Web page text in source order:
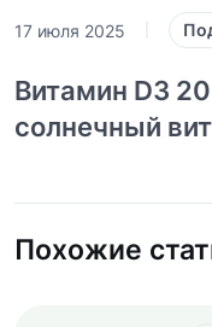
17 июля 2025
Витамин D3
солнечный
Похожие